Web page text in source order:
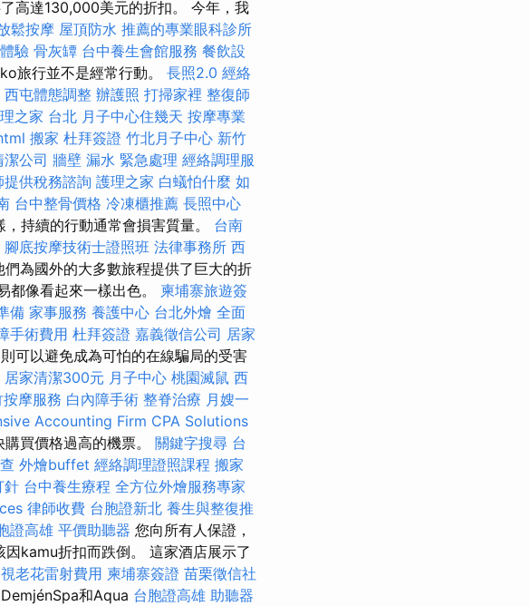
高達130,000美元的折扣。 今年，我
鬆按摩 屋頂防水 推薦的專業眼科診所
驗 骨灰罈 台中養生會館服務 餐飲設
旅行並不是經常行動。 長照2.0 經絡
西屯體態調整 辦護照 打掃家裡 整復師
之家 台北 月子中心住幾天 按摩專業
搬家 杜拜簽證 竹北月子中心 新竹
公司 牆壁 漏水 緊急處理 經絡調理服
供稅務諮詢 護理之家 白蟻怕什麼 如
台中整骨價格 冷凍櫃推薦 長照中心
持續的行動通常會損害質量。 台南
腳底按摩技術士證照班 法律事務所 西
為國外的大多數旅程提供了巨大的折
都像看起來一樣出色。 柬埔寨旅遊簽
備 家事服務 養護中心 台北外燴 全面
手術費用 杜拜簽證 嘉義徵信公司 居家
可以避免成為可怕的在線騙局的受害
居家清潔300元 月子中心 桃園滅鼠 西
按摩服務 白內障手術 整脊治療 月嫂一
Accounting Firm CPA Solutions
買價格過高的機票。 關鍵字搜尋 台
外燴buffet 經絡調理證照課程 搬家
針 台中養生療程 全方位外燴服務專家
律師收費 台胞證新北 養生與整復推
證高雄 平價助聽器 您向所有人保證，
kamu折扣而跌倒。 這家酒店展示了
老花雷射費用 柬埔寨簽證 苗栗徵信社
和Aqua 台胞證高雄 助聽器